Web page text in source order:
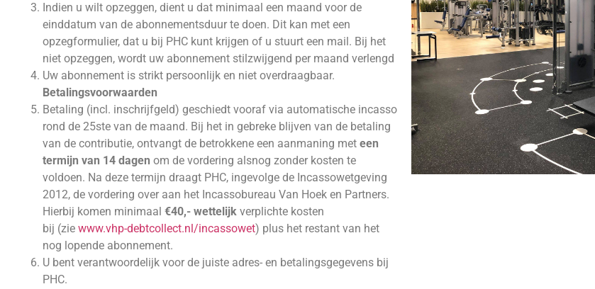
Indien u wilt opzeggen, dient u dat minimaal een maand voor de
einddatum van de abonnementsduur te doen. Dit kan met een
opzegformulier, dat u bij PHC kunt krijgen of u stuurt een mail. Bij het
niet opzeggen, wordt uw abonnement stilzwijgend per maand verlengd
Uw abonnement is strikt persoonlijk en niet overdraagbaar.
Betalingsvoorwaarden
Betaling (incl. inschrijfgeld) geschiedt vooraf via automatische incasso
rond de 25ste van de maand. Bij het in gebreke blijven van de betaling
van de contributie, ontvangt de betrokkene een aanmaning met een
termijn van 14 dagen om de vordering alsnog zonder kosten te
voldoen. Na deze termijn draagt PHC, ingevolge de Incassowetgeving
2012, de vordering over aan het Incassobureau Van Hoek en Partners.
Hierbij komen minimaal €40,- wettelijk verplichte kosten
bij (zie www.vhp-debtcollect.nl/incassowet) plus het restant van het
nog lopende abonnement.
U bent verantwoordelijk voor de juiste adres- en betalingsgegevens bij
PHC.